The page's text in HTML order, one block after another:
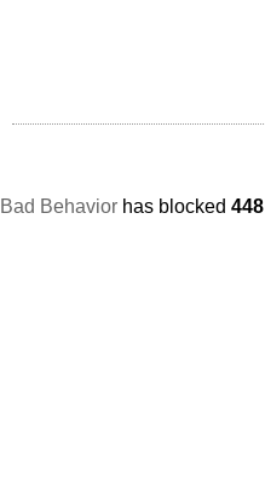
Bad Behavior has blocked 448